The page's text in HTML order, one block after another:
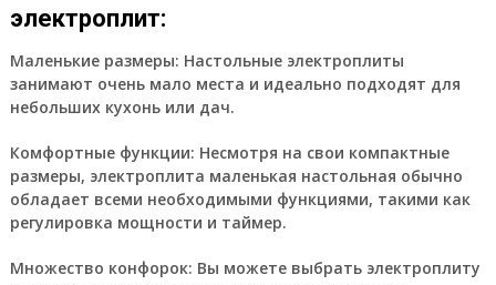
электроплит:
Маленькие размеры: Настольные электроплиты
занимают очень мало места и идеально подходят для
небольших кухонь или дач.
Комфортные функции: Несмотря на свои компактные
размеры, электроплита маленькая настольная обычно
обладает всеми необходимыми функциями, такими как
регулировка мощности и таймер.
Множество конфорок: Вы можете выбрать электроплиту